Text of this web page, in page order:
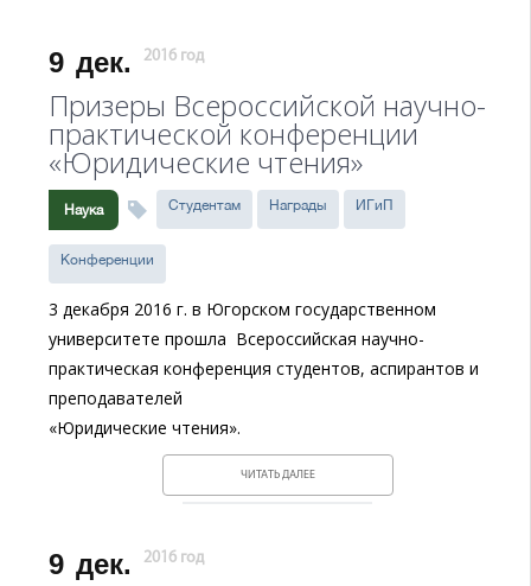
9 дек. 2016 год
Призеры Всероссийской научно-
практической конференции
«Юридические чтения»
Наука Студентам Награды ИГиП
Конференции
3 декабря 2016 г. в Югорском государственном
университете прошла Всероссийская научно-
практическая конференция студентов, аспирантов и
преподавателей
«Юридические чтения».
ЧИТАТЬ ДАЛЕЕ
9 дек. 2016 год